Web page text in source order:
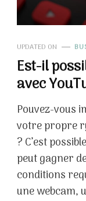
UPDATED ON
Est-il
avec
Pouvez-vous
votre propre
? C’est
peut gagner
conditions
une webcam,